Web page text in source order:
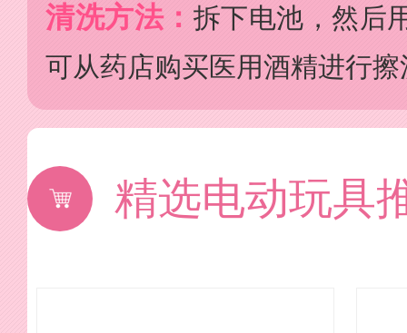
清洗方法： 拆下电池，然后
可从药店购买医用酒精进行擦
精选电动玩具